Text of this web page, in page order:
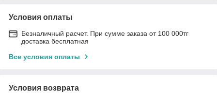
Условия оплаты
Безналичный расчет. При сумме заказа от 100 000тг
доставка бесплатная
Все условия оплаты
Условия возврата